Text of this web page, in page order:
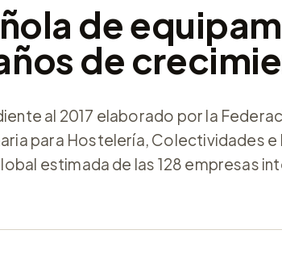
de
de
al 2017 elaborado por la
para Hostelería, Colectividades e
estimada de las 128 empresas